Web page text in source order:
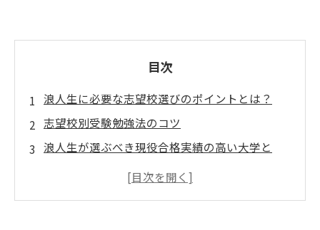
目次
浪人生に必要な志望校選びのポイントとは？
志望校別受験勉強法のコツ
浪人生が選ぶべき現役合格実績の高い大学と